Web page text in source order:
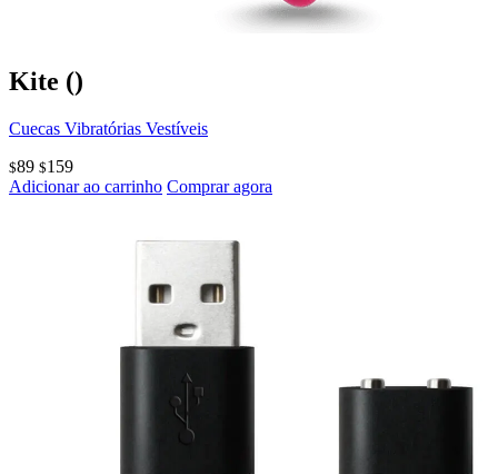
Kite ()
Cuecas Vibratórias Vestíveis
$89 $159
Adicionar ao carrinho Comprar agora